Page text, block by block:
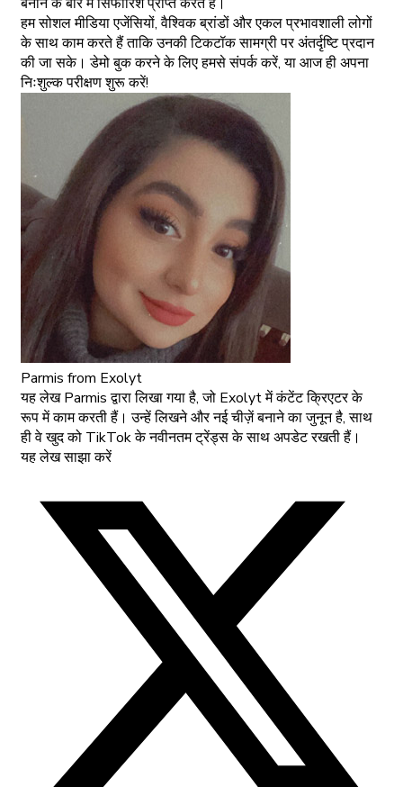
हम सोशल मीडिया एजेंसियों, वैश्विक ब्रांडों और एकल प्रभावशाली लोगों
के साथ काम करते हैं ताकि उनकी टिकटॉक सामग्री पर अंतर्दृष्टि प्रदान
की जा सके। डेमो बुक करने के लिए हमसे संपर्क करें, या आज ही अपना
निःशुल्क परीक्षण शुरू करें!
Parmis from Exolyt
यह लेख Parmis द्वारा लिखा गया है, जो Exolyt में कंटेंट क्रिएटर के
रूप में काम करती हैं। उन्हें लिखने और नई चीज़ें बनाने का जुनून है, साथ
ही वे खुद को TikTok के नवीनतम ट्रेंड्स के साथ अपडेट रखती हैं।
यह लेख साझा करें